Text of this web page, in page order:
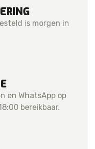
is morgen in
en WhatsApp op
bereikbaar.